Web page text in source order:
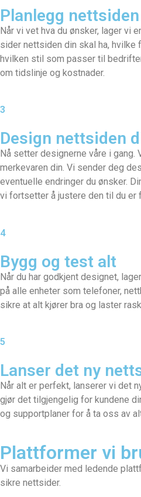
Planlegg
Når vi vet hva du ønsker, lager vi
sider nettsiden din skal ha, hvilke
hvilken stil som passer til
om tidslinje og kostnader.
3
Design nettsiden
Nå setter designerne våre i
merkevaren din. Vi sender deg
eventuelle endringer du ønsker.
vi fortsetter å justere den til du er
4
Bygg og test alt
Når du har godkjent designet,
på alle enheter som telefoner,
sikre at alt kjører bra og laster
5
Lanser det ny
Når alt er perfekt, lanserer vi det
gjør det tilgjengelig for kundene
og supportplaner for å ta oss av
Plattformer vi
Vi samarbeider med ledende
sikre nettsider.